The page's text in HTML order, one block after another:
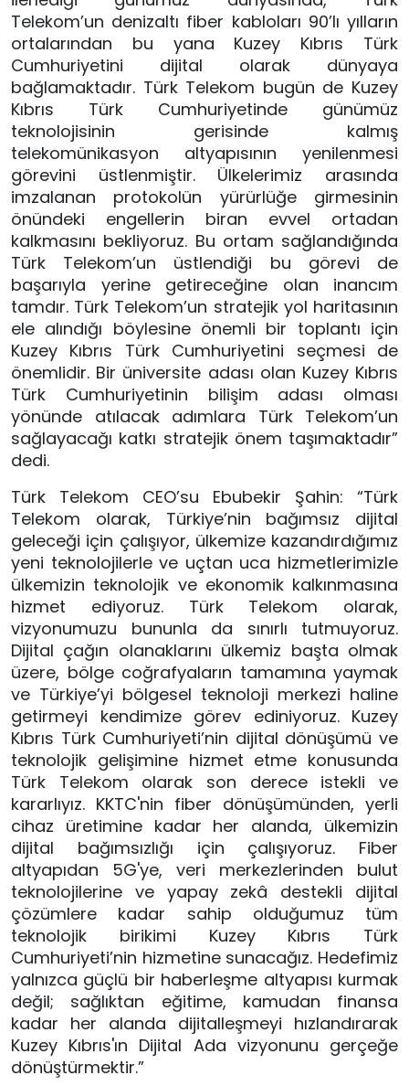
Telekom’un denizaltı fiber kabloları 90’lı yılların
ortalarından bu yana Kuzey Kıbrıs Türk
Cumhuriyetini dijital olarak dünyaya
bağlamaktadır. Türk Telekom bugün de Kuzey
Kıbrıs Türk Cumhuriyetinde günümüz
teknolojisinin gerisinde kalmış
telekomünikasyon altyapısının yenilenmesi
görevini üstlenmiştir. Ülkelerimiz arasında
imzalanan protokolün yürürlüğe girmesinin
önündeki engellerin biran evvel ortadan
kalkmasını bekliyoruz. Bu ortam sağlandığında
Türk Telekom’un üstlendiği bu görevi de
başarıyla yerine getireceğine olan inancım
tamdır. Türk Telekom’un stratejik yol haritasının
ele alındığı böylesine önemli bir toplantı için
Kuzey Kıbrıs Türk Cumhuriyetini seçmesi de
önemlidir. Bir üniversite adası olan Kuzey Kıbrıs
Türk Cumhuriyetinin bilişim adası olması
yönünde atılacak adımlara Türk Telekom’un
sağlayacağı katkı stratejik önem taşımaktadır”
dedi.
Türk Telekom CEO’su Ebubekir Şahin: “Türk
Telekom olarak, Türkiye’nin bağımsız dijital
geleceği için çalışıyor, ülkemize kazandırdığımız
yeni teknolojilerle ve uçtan uca hizmetlerimizle
ülkemizin teknolojik ve ekonomik kalkınmasına
hizmet ediyoruz. Türk Telekom olarak,
vizyonumuzu bununla da sınırlı tutmuyoruz.
Dijital çağın olanaklarını ülkemiz başta olmak
üzere, bölge coğrafyaların tamamına yaymak
ve Türkiye’yi bölgesel teknoloji merkezi haline
getirmeyi kendimize görev ediniyoruz. Kuzey
Kıbrıs Türk Cumhuriyeti’nin dijital dönüşümü ve
teknolojik gelişimine hizmet etme konusunda
Türk Telekom olarak son derece istekli ve
kararlıyız. KKTC'nin fiber dönüşümünden, yerli
cihaz üretimine kadar her alanda, ülkemizin
dijital bağımsızlığı için çalışıyoruz. Fiber
altyapıdan 5G'ye, veri merkezlerinden bulut
teknolojilerine ve yapay zekâ destekli dijital
çözümlere kadar sahip olduğumuz tüm
teknolojik birikimi Kuzey Kıbrıs Türk
Cumhuriyeti’nin hizmetine sunacağız. Hedefimiz
yalnızca güçlü bir haberleşme altyapısı kurmak
değil; sağlıktan eğitime, kamudan finansa
kadar her alanda dijitalleşmeyi hızlandırarak
Kuzey Kıbrıs'ın Dijital Ada vizyonunu gerçeğe
dönüştürmektir.”